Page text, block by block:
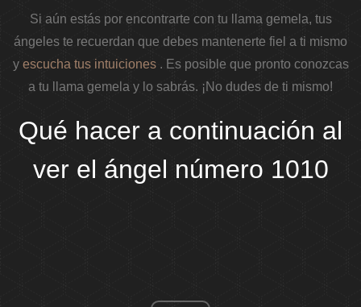
Si aún estás por encontrarte con tu llama gemela, tus
ángeles te recuerdan que debes mantenerte fiel a ti mismo
yescucha tus intuiciones. Es posible que pronto conozcas
a tu llama gemela y lo sabrás. ¡No dudes de ti mismo!
Qué hacer a continuación al
ver el ángel número 1010